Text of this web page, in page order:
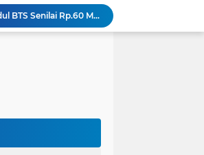
Resmob Bareskrim Ungkap Kasus Pencurian Modul BTS Senilai Rp.60 Miliar, Amankan 12 Tersangka
KM Mutiara Sentosa II
Satlantas Denpasar Bongkar Kronologi Dugaan Pelayanan SIM di Luar Prosedur